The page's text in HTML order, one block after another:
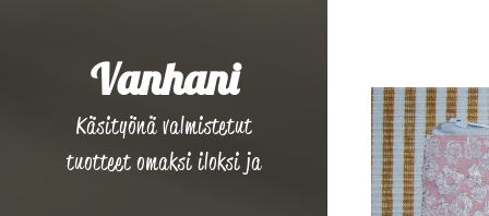
Vanhani
Käsityönä valmistetut
tuotteet omaksi iloksi ja